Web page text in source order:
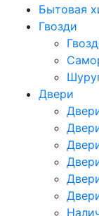
Бытовая
Гвозди
Двери